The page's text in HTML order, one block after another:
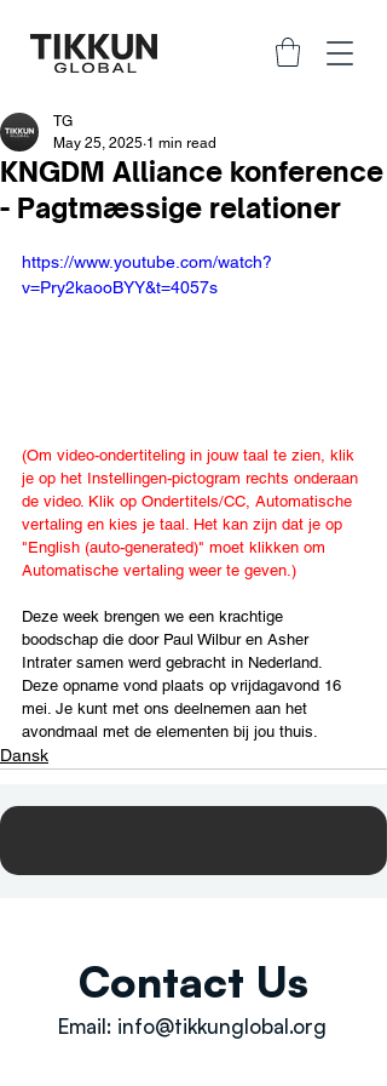
KNGDM Alliance konference
- Pagtmæssige relationer
TG
May 25, 2025 1 min read
https://www.youtube.com/watch?
v=Pry2kaooBYY&t=4057s
(Om video-ondertiteling in jouw taal te zien, klik
je op het Instellingen-pictogram rechts onderaan
de video. Klik op Ondertitels/CC, Automatische
vertaling en kies je taal. Het kan zijn dat je op
"English (auto-generated)" moet klikken om
Automatische vertaling weer te geven.)
Deze week brengen we een krachtige
boodschap die door Paul Wilbur en Asher
Intrater samen werd gebracht in Nederland.
Deze opname vond plaats op vrijdagavond 16
mei. Je kunt met ons deelnemen aan het
avondmaal met de elementen bij jou thuis.
Dansk
Contact Us
Email: info@tikkunglobal.org